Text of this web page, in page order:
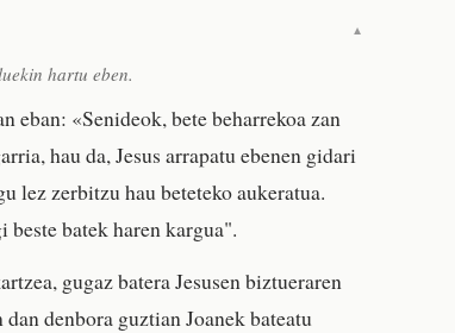
▼
hartu eben.
eban: «Senideok, bete beharrekoa zan
hau da, Jesus arrapatu ebenen gidari
lez zerbitzu hau beteteko aukeratua.
batek haren kargua".
gugaz batera Jesusen biztueraren
denbora guztian Joanek bateatu